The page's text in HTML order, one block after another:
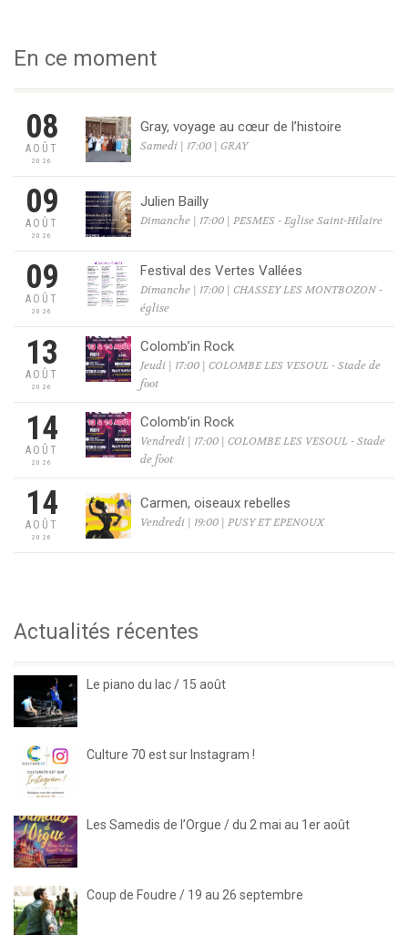
En ce moment
08
AOÛT
2026
Gray, voyage au cœur de l’histoire
Samedi | 17:00 | GRAY
09
AOÛT
2026
Julien Bailly
Dimanche | 17:00 | PESMES - Eglise Saint-Hilaire
09
AOÛT
2026
Festival des Vertes Vallées
Dimanche | 17:00 | CHASSEY LES MONTBOZON -
église
13
AOÛT
2026
Colomb’in Rock
Jeudi | 17:00 | COLOMBE LES VESOUL - Stade de
foot
14
AOÛT
2026
Colomb’in Rock
Vendredi | 17:00 | COLOMBE LES VESOUL - Stade
de foot
14
AOÛT
2026
Carmen, oiseaux rebelles
Vendredi | 19:00 | PUSY ET EPENOUX
Actualités récentes
Le piano du lac / 15 août
Culture 70 est sur Instagram !
Les Samedis de l’Orgue / du 2 mai au 1er août
Coup de Foudre / 19 au 26 septembre